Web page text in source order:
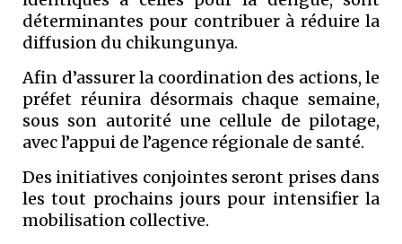
déterminantes pour contribuer à réduire la
diffusion du chikungunya.
Afin d’assurer la coordination des actions, le
préfet réunira désormais chaque semaine,
sous son autorité une cellule de pilotage,
avec l’appui de l’agence régionale de santé.
Des initiatives conjointes seront prises dans
les tout prochains jours pour intensifier la
mobilisation collective.